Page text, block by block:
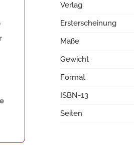
Verlag
Ersterscheinung
Maße
Gewicht
Format
ISBN-13
Seiten